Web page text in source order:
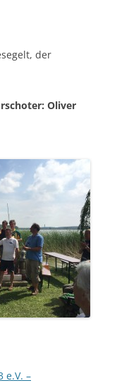
der
Oliver
e.V. –